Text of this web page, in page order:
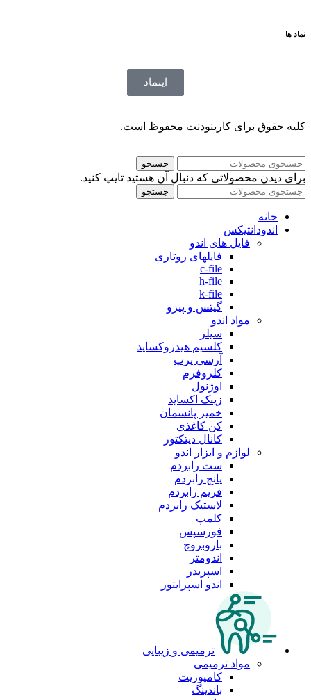
نماد ها
اینماد
کلیه حقوق برای کارینودنت محفوظ است.
جستجو
برای دیدن محصولاتی که دنبال آن هستید تایپ کنید.
جستجو
خانه
اندودانتیکس
فایل های اندو
فایلهای روتاری
c-file
h-file
k-file
گیتس و پیزو
مواد اندو
سیلر
کلسیم هیدروکساید
آرسی پرپ
کلروفرم
اوژنول
زینک اکساید
خمیر پانسمان
کن کاغذی
کانال دیتکتور
لوازم و ابزار اندو
ست رابردم
پانچ رابردم
فریم رابردم
لاستیک رابردم
کلمپ
فورسپس
باروبروچ
اندومتر
اسپریدر
اندو اسپرایتور
ترمیمی و زیبایی
مواد ترمیمی
کامپوزیت
باندینگ